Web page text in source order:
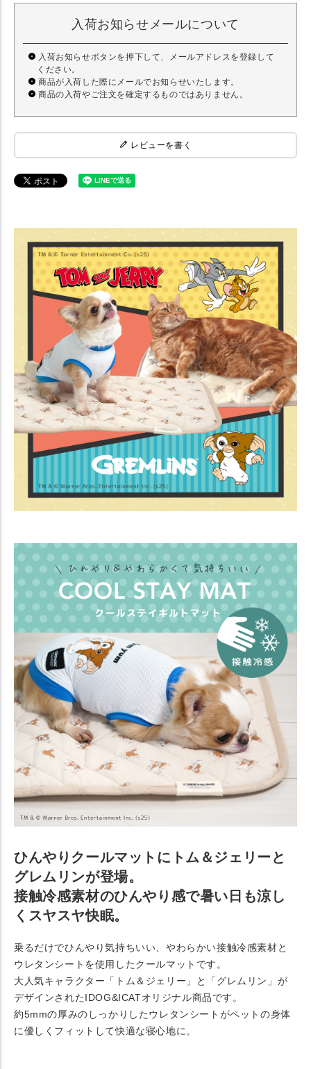
入荷お知らせメールについて
入荷お知らせボタンを押下して、メールアドレスを登録して
ください。
商品が入荷した際にメールでお知らせいたします。
商品の入荷やご注文を確定するものではありません。
レビューを書く
ひんやりクールマットにトム＆ジェリーと
グレムリンが登場。
接触冷感素材のひんやり感で暑い日も涼し
くスヤスヤ快眠。
乗るだけでひんやり気持ちいい、やわらかい接触冷感素材と
ウレタンシートを使用したクールマットです。
大人気キャラクター「トム＆ジェリー」と「グレムリン」が
デザインされたIDOG&ICATオリジナル商品です。
約5mmの厚みのしっかりしたウレタンシートがペットの身体
に優しくフィットして快適な寝心地に。